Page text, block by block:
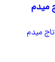
میدم